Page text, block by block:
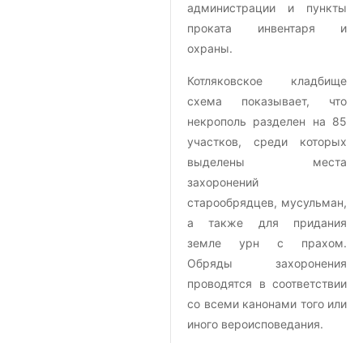
администрации и пункты
проката инвентаря и
охраны.
Котляковское кладбище
схема показывает, что
некрополь разделен на 85
участков, среди которых
выделены места
захоронений
старообрядцев, мусульман,
а также для придания
земле урн с прахом.
Обряды захоронения
проводятся в соответствии
со всеми канонами того или
иного вероисповедания.